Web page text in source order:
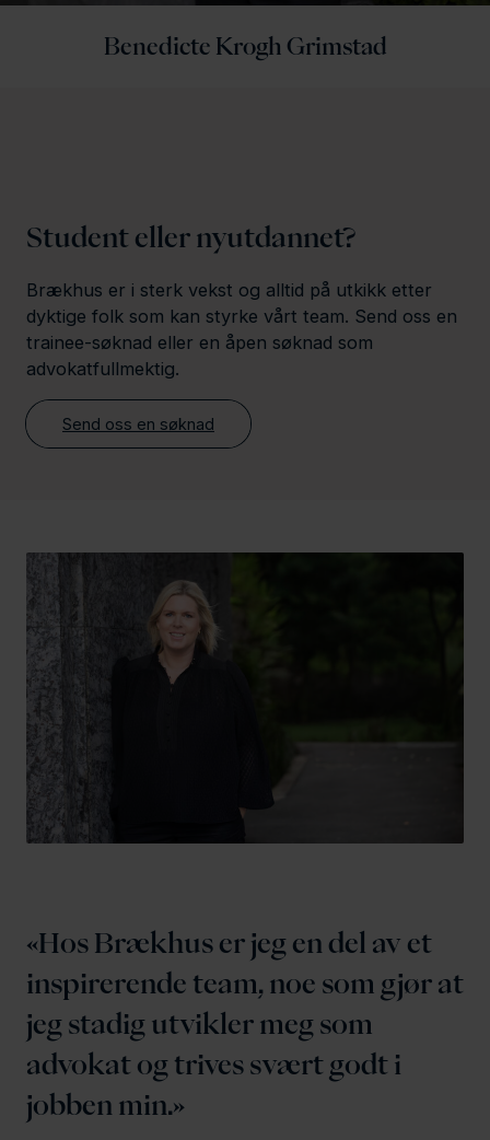
Benedicte Krogh Grimstad
Student eller nyutdannet?
Brækhus er i sterk vekst og alltid på utkikk etter
dyktige folk som kan styrke vårt team. Send oss en
trainee-søknad eller en åpen søknad som
advokatfullmektig.
Send oss en søknad
Hos Brækhus er jeg en del av et
inspirerende team, noe som gjør at
jeg stadig utvikler meg som
advokat og trives svært godt i
jobben min.